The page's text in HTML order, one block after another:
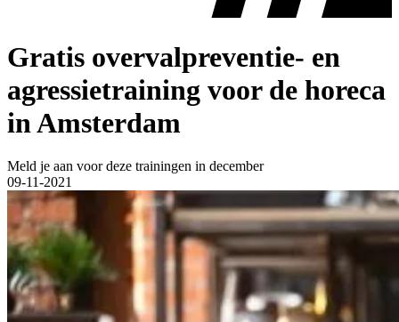
Gratis overvalpreventie- en
agressietraining voor de horeca
in Amsterdam
Meld je aan voor deze trainingen in december
09-11-2021